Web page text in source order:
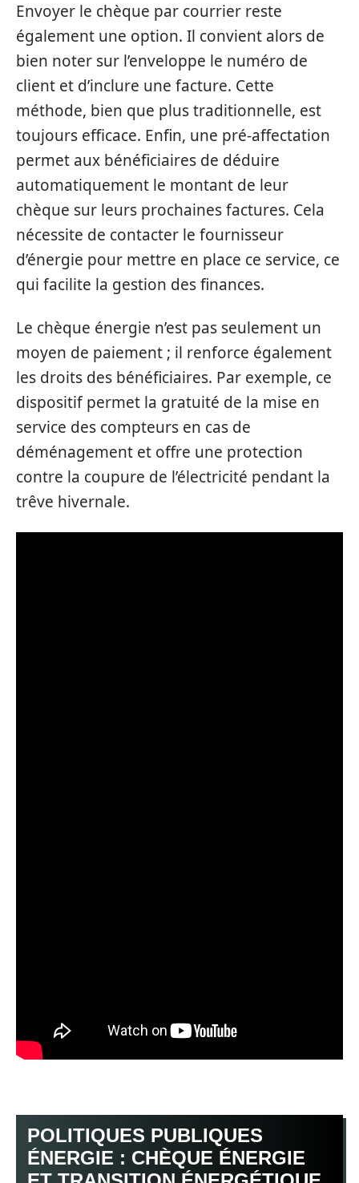
Envoyer le chèque par courrier reste
également une option. Il convient alors de
bien noter sur l’enveloppe le numéro de
client et d’inclure une facture. Cette
méthode, bien que plus traditionnelle, est
toujours efficace. Enfin, une pré-affectation
permet aux bénéficiaires de déduire
automatiquement le montant de leur
chèque sur leurs prochaines factures. Cela
nécessite de contacter le fournisseur
d’énergie pour mettre en place ce service, ce
qui facilite la gestion des finances.
Le chèque énergie n’est pas seulement un
moyen de paiement ; il renforce également
les droits des bénéficiaires. Par exemple, ce
dispositif permet la gratuité de la mise en
service des compteurs en cas de
déménagement et offre une protection
contre la coupure de l’électricité pendant la
trêve hivernale.
POLITIQUES PUBLIQUES
ÉNERGIE : CHÈQUE ÉNERGIE